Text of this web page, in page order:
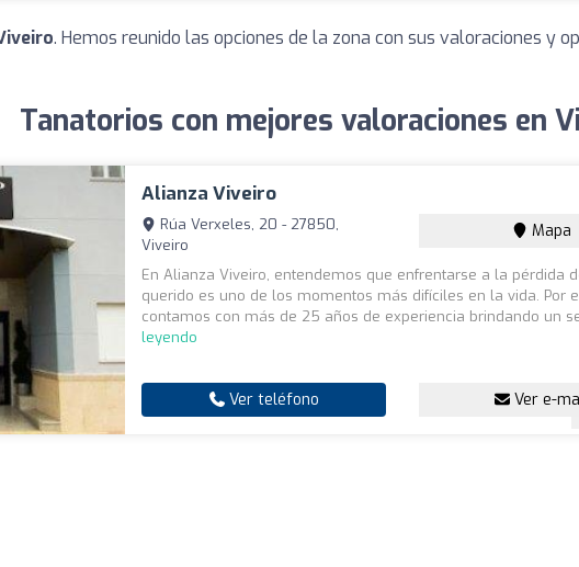
. Hemos reunido las opciones de la zona con sus valoraciones y
Tanatorios con mejores valoraciones en
Alianza Viveiro
Rúa Verxeles, 20 - 27850,
Viveiro
Mapa
En Alianza Viveiro, entendemos que enfrentarse a la pérdida
querido es uno de los momentos más difíciles en la vida. Por
contamos con más de 25 años de experiencia brindando un
leyendo
Ver teléfono Ver e-